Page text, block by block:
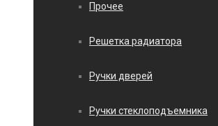
Прочее
Решетка радиатора
Ручки дверей
Ручки стеклоподъемника